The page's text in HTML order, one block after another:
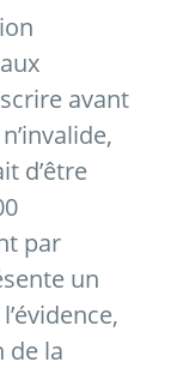
avant
d’être
par
un
de la